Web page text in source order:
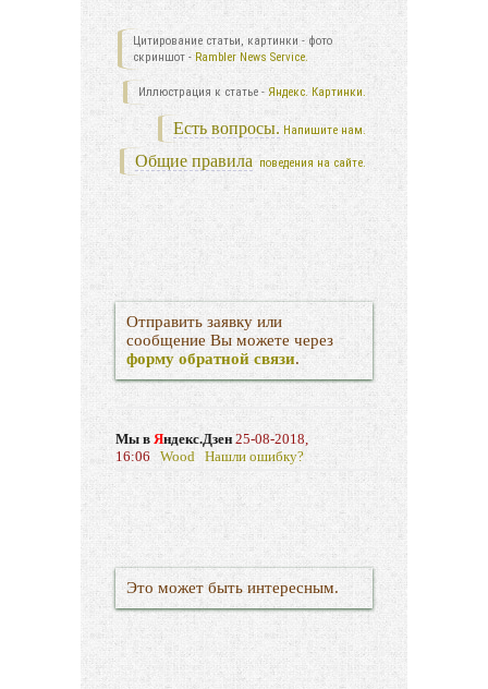
Цитирование статьи, картинки - фото
скриншот -Rambler News Service.
Иллюстрация к статье - Яндекс. Картинки.
Есть вопросы. Напишите нам.
Общие правила поведения на сайте.
Отправить заявку или
сообщение Вы можете через
форму обратной связи.
Мы в Яндекс.Дзен 25-08-2018,
16:06 Wood Нашли ошибку?
Это может быть интересным.